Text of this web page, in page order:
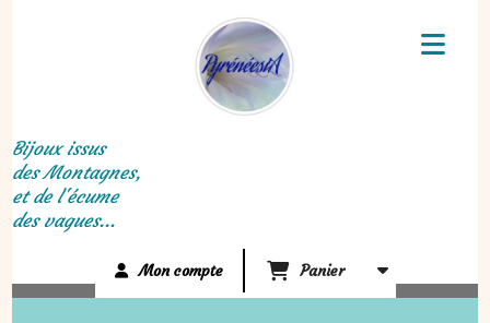
Bijoux issus
des Montagnes,
et de l'écume
des vagues...
Mon compte Panier